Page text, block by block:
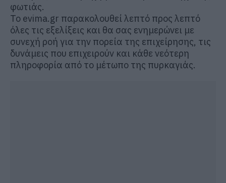
φωτιάς.
Το evima.gr παρακολουθεί λεπτό προς λεπτό
όλες τις εξελίξεις και θα σας ενημερώνει με
συνεχή ροή για την πορεία της επιχείρησης, τις
δυνάμεις που επιχειρούν και κάθε νεότερη
πληροφορία από το μέτωπο της πυρκαγιάς.